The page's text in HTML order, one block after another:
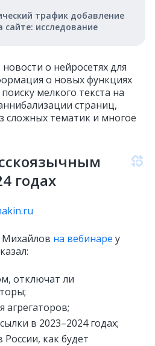
трафик добавление
сайте: исследование
о нейросетях для
о новых функциях
мелкого текста на
страниц,
сложных тематик и многое
годах
Михайлов на вебинаре у
отключат ли
агрегаторов;
в 2023–2024 годах;
России, как будет